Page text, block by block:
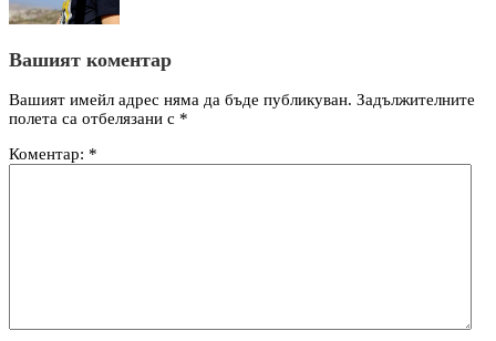
Вашият коментар
Вашият имейл адрес няма да бъде публикуван. Задължителните
полета са отбелязани с *
Коментар: *